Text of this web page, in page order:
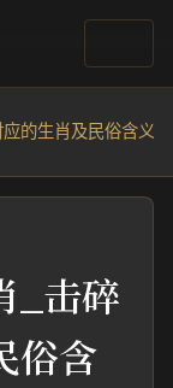
的生肖及民俗含义
_击碎
俗含